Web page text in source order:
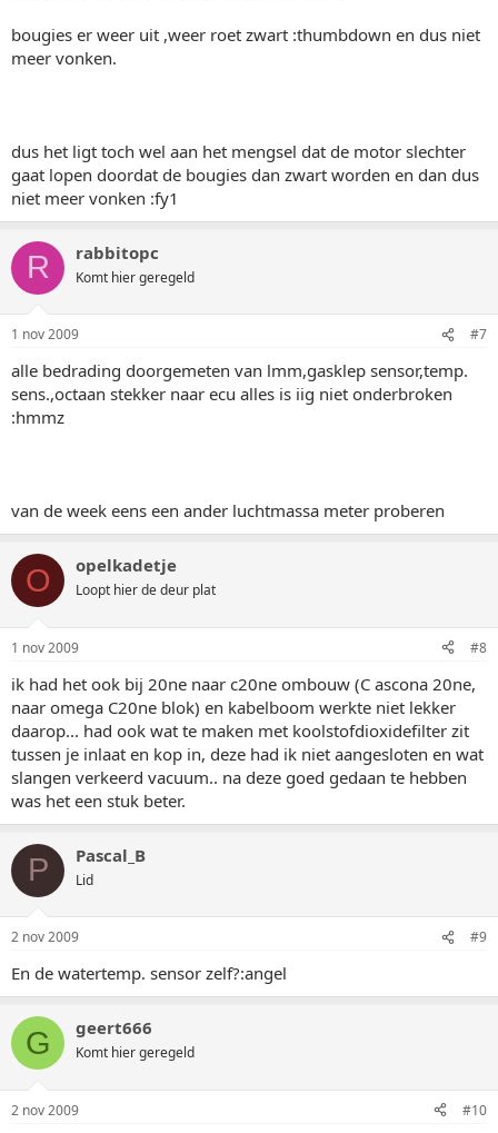
bougies er weer uit ,weer roet zwart :thumbdown en dus niet
meer vonken.
dus het ligt toch wel aan het mengsel dat de motor slechter
gaat lopen doordat de bougies dan zwart worden en dan dus
niet meer vonken :fy1
R rabbitopc
Komt hier geregeld
1 nov 2009 #7
alle bedrading doorgemeten van lmm,gasklep sensor,temp.
sens.,octaan stekker naar ecu alles is iig niet onderbroken
:hmmz
van de week eens een ander luchtmassa meter proberen
O opelkadetje
Loopt hier de deur plat
1 nov 2009 #8
ik had het ook bij 20ne naar c20ne ombouw (C ascona 20ne,
naar omega C20ne blok) en kabelboom werkte niet lekker
daarop... had ook wat te maken met koolstofdioxidefilter zit
tussen je inlaat en kop in, deze had ik niet aangesloten en wat
slangen verkeerd vacuum.. na deze goed gedaan te hebben
was het een stuk beter.
P Pascal_B
Lid
2 nov 2009 #9
En de watertemp. sensor zelf?:angel
G geert666
Komt hier geregeld
2 nov 2009 #10